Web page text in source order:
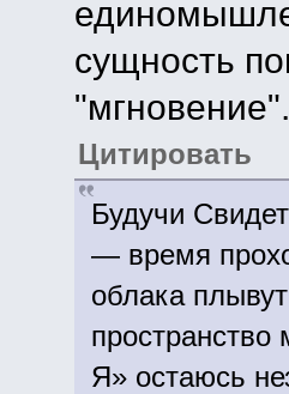
сущность
"мгновение".
Цитировать
Будучи
— время
облака
пространство
Я» остаюсь